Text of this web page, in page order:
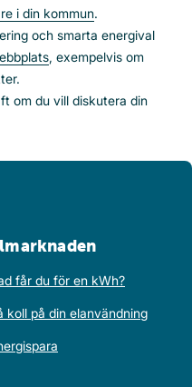
i din kommun.
och smarta energival
, exempelvis om
om du vill diskutera din
får du för en kWh?
koll på din elanvändning